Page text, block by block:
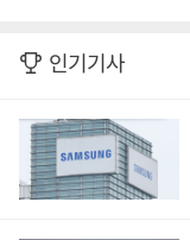
인기기사